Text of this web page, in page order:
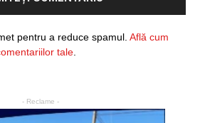
pentru a reduce spamul. Află cum
tale
- Reclame -